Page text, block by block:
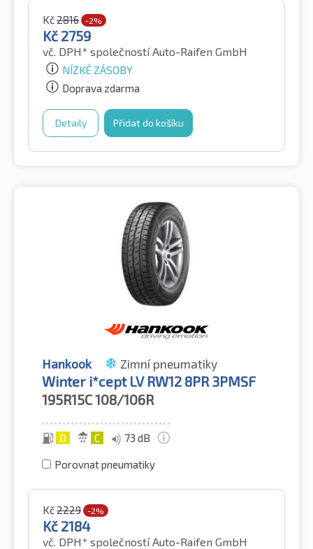
Kč2816 -2%
Kč 2759
vč. DPH* společností Auto-Raifen GmbH
NÍZKÉ ZÁSOBY
Doprava zdarma
Detaily Přidat do košíku
Hankook Zimní pneumatiky
Winter i*cept LV RW12 8PR 3PMSF
195R15C108/106R
D C 73 dB
Porovnat pneumatiky
Kč2229 -2%
Kč 2184
vč. DPH* společností Auto-Raifen GmbH